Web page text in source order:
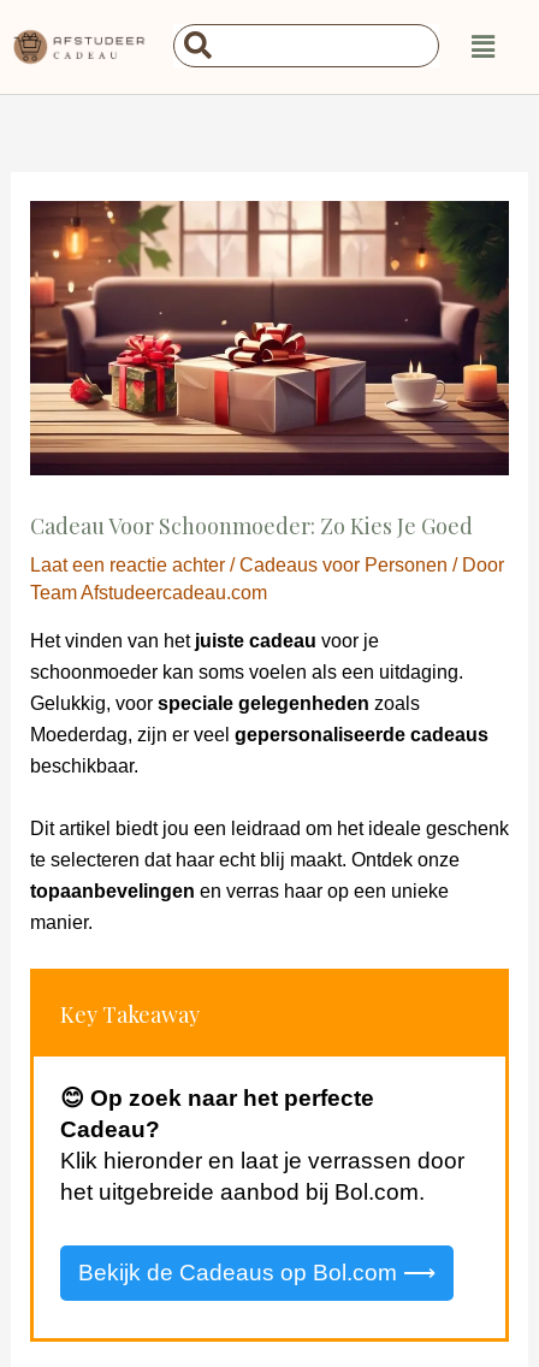
naar
Main
Search
...
Cadeau Voor Schoonmoeder: Zo Kies Je Goed
Laat een reactie achter /Cadeaus voor Personen / Door
Team Afstudeercadeau.com
Het vinden van het juiste cadeau voor je
schoonmoeder kan soms voelen als een uitdaging.
Gelukkig, voor speciale gelegenheden zoals
Moederdag, zijn er veel gepersonaliseerde cadeaus
beschikbaar.
Dit artikel biedt jou een leidraad om het ideale geschenk
te selecteren dat haar echt blij maakt. Ontdek onze
topaanbevelingen en verras haar op een unieke
manier.
Key Takeaway
😊 Op zoek naar het perfecte
Cadeau?
Klik hieronder en laat je verrassen door
het uitgebreide aanbod bij Bol.com.
Bekijk de Cadeaus op Bol.com ⟶